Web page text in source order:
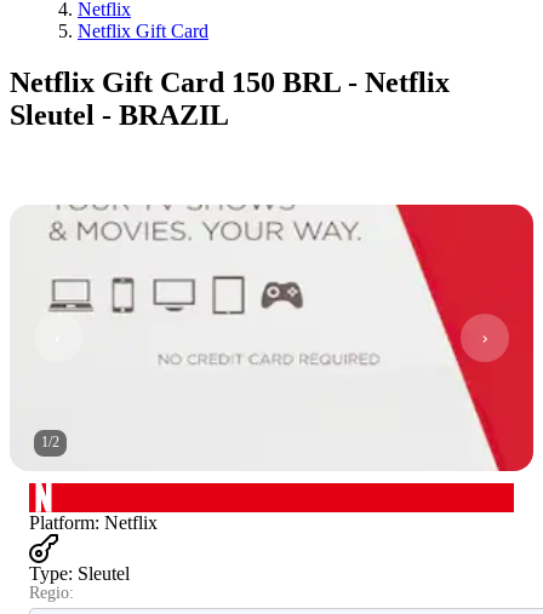
Netflix
Netflix Gift Card
Netflix Gift Card 150 BRL - Netflix
Sleutel - BRAZIL
1/2
Platform: Netflix
Type: Sleutel
Regio: